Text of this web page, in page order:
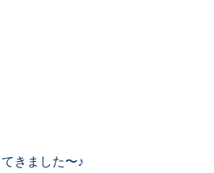
きました〜♪